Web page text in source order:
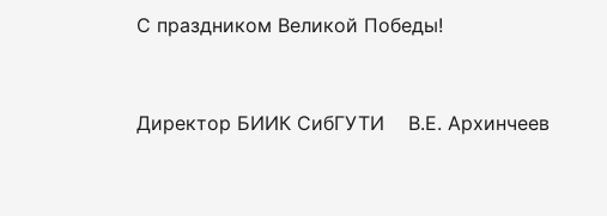
С праздником Великой Победы!
Директор БИИК СибГУТИ В.Е. Архинчеев